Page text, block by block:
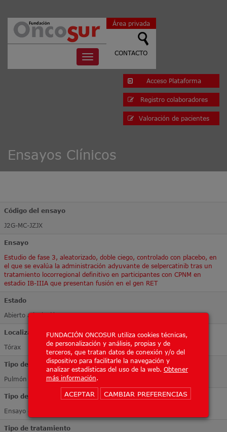
FUNDACIÓN ONCOSUR utiliza cookies técnicas,
de personalización y análisis, propias y de
terceros, que tratan datos de conexión y/o del
dispositivo para facilitarle la navegación y
analizar estadísticas del uso de la web. Obtener
más información
ACEPTAR CAMBIAR PREFERENCIAS
Toggle
navigation
Área privada
CONTACTO
Acceso Plataforma
Registro colaboradores
Valoración de pacientes
Ensayos Clínicos
Código del ensayo
J2G-MC-JZJX
Ensayo
Estudio de fase 3, aleatorizado, doble ciego, controlado con placebo, en
el que se evalúa la administración adyuvante de selpercatinib tras un
tratamiento locorregional definitivo en participantes con CPNM en
estadio IB-IIIA que presentan fusión en el gen RET
Estado
Abierto a inclusión
Localización Tumoral
Tórax
Tipo de tumor
Pulmón
Tipo de ensayo
Ensayo de Fase III
Tipo de tratamiento